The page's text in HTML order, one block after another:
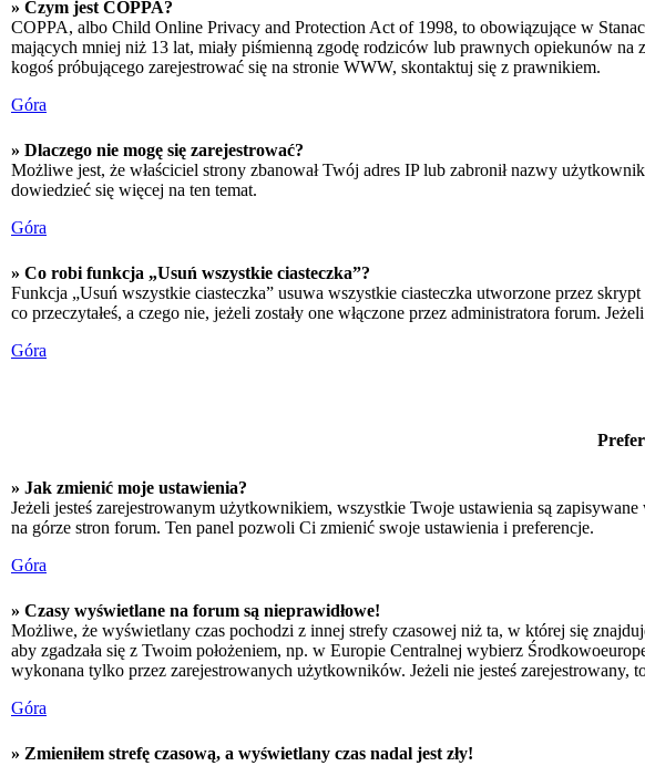
» Czym jest COPPA?
COPPA, albo Child Online Privacy and Protection Act of 1998, to obowiązujące w
mających mniej niż 13 lat, miały piśmienną zgodę rodziców lub prawnych opiekunów
kogoś próbującego zarejestrować się na stronie WWW, skontaktuj się z prawnikiem.
Góra
» Dlaczego nie mogę się zarejestrować?
Możliwe jest, że właściciel strony zbanował Twój adres IP lub zabronił nazwy
dowiedzieć się więcej na ten temat.
Góra
» Co robi funkcja „Usuń wszystkie ciasteczka”?
Funkcja „Usuń wszystkie ciasteczka” usuwa wszystkie ciasteczka utworzone przez
co przeczytałeś, a czego nie, jeżeli zostały one włączone przez administratora forum.
Góra
» Jak zmienić moje ustawienia?
Jeżeli jesteś zarejestrowanym użytkownikiem, wszystkie Twoje ustawienia są
na górze stron forum. Ten panel pozwoli Ci zmienić swoje ustawienia i preferencje.
Góra
» Czasy wyświetlane na forum są nieprawidłowe!
Możliwe, że wyświetlany czas pochodzi z innej strefy czasowej niż ta, w której się
aby zgadzała się z Twoim położeniem, np. w Europie Centralnej wybierz
wykonana tylko przez zarejestrowanych użytkowników. Jeżeli nie jesteś zarejestrowany,
Góra
» Zmieniłem strefę czasową, a wyświetlany czas nadal jest zły!